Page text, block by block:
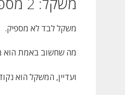
משקל לבד לא מספיק.
מה שחשוב באמת הוא
ועדיין, המשקל הוא